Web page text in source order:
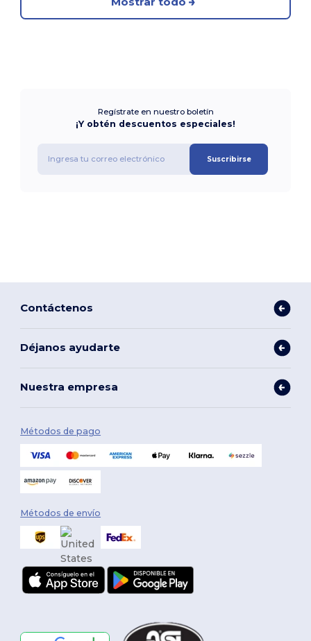
Regístrate en nuestro boletín
¡Y obtén descuentos especiales!
Suscribirse
Contáctenos
Déjanos ayudarte
Nuestra empresa
Métodos de pago
Métodos de envío